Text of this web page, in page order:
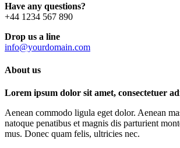
Have any questions?
+44 1234 567 890
Drop us a line
info@yourdomain.com
About us
Lorem ipsum dolor sit amet, consectetuer
Aenean commodo ligula eget dolor. Aenean
natoque penatibus et magnis dis parturient
mus. Donec quam felis, ultricies nec.